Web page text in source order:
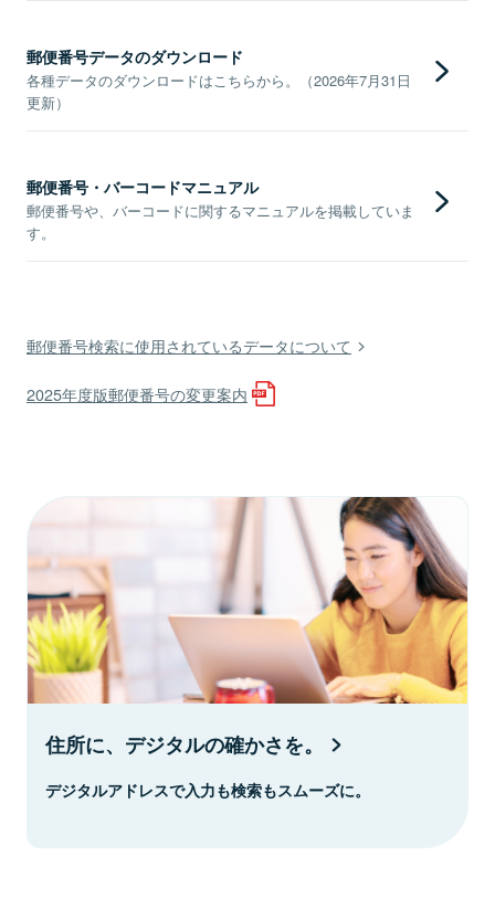
郵便番号データのダウンロード
各種データのダウンロードはこちらから。（2026年7月31日
更新）
郵便番号・バーコードマニュアル
郵便番号や、バーコードに関するマニュアルを掲載していま
す。
郵便番号検索に使用されているデータについて
2025年度版郵便番号の変更案内
住所に、デジタルの確かさを。
デジタルアドレスで入力も検索もスムーズに。